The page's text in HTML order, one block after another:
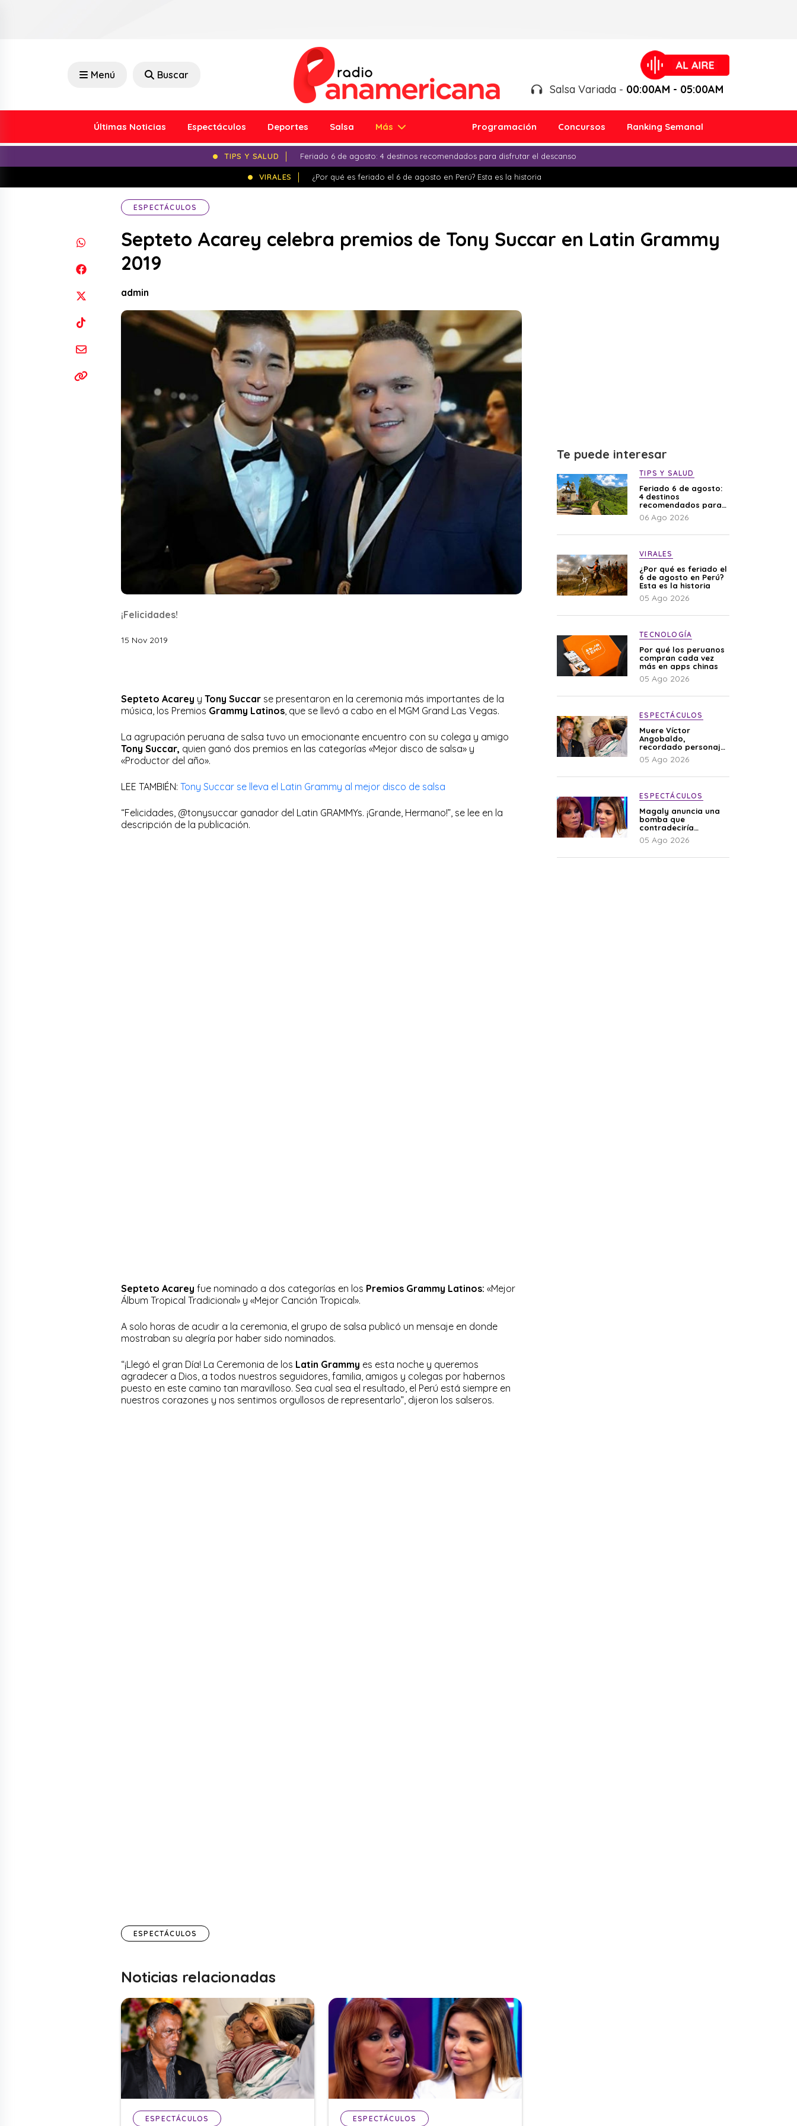
Menú Buscar
Salsa Variada - 00:00AM - 05:00AM
Últimas Noticias Espectáculos Deportes Salsa Más Programación Concursos Ranking Semanal
TIPS Y SALUD Feriado 6 de agosto: 4 destinos recomendados para disfrutar el descanso
VIRALES ¿Por qué es feriado el 6 de agosto en Perú? Esta es la historia
ESPECTÁCULOS
Septeto Acarey celebra premios de Tony Succar en Latin Grammy
2019
admin
¡Felicidades!
15 Nov 2019
Septeto Acarey y Tony Succar se presentaron en la ceremonia más importantes de la
música, los Premios Grammy Latinos , que se llevó a cabo en el MGM Grand Las Vegas.
La agrupación peruana de salsa tuvo un emocionante encuentro con su colega y amigo
Tony Succar, quien ganó dos premios en las categorías «Mejor disco de salsa» y
«Productor del año».
LEE TAMBIÉN: Tony Succar se lleva el Latin Grammy al mejor disco de salsa
“Felicidades, @tonysuccar ganador del Latin GRAMMYs. ¡Grande, Hermano!”, se lee en la
descripción de la publicación.
Septeto Acarey fue nominado a dos categorías en los Premios Grammy Latinos: «Mejor
Álbum Tropical Tradicional» y «Mejor Canción Tropical».
A solo horas de acudir a la ceremonia, el grupo de salsa publicó un mensaje en donde
mostraban su alegría por haber sido nominados.
“¡Llegó el gran Día! La Ceremonia de los Latin Grammy es esta noche y queremos
agradecer a Dios, a todos nuestros seguidores, familia, amigos y colegas por habernos
puesto en este camino tan maravilloso. Sea cual sea el resultado, el Perú está siempre en
nuestros corazones y nos sentimos orgullosos de representarlo”, dijeron los salseros.
ESPECTÁCULOS
Noticias relacionadas
ESPECTÁCULOS ESPECTÁCULOS
Te puede interesar
TIPS Y SALUD
Feriado 6 de agosto:
4 destinos
recomendados para
disfrutar el descanso
06 Ago 2026
VIRALES
¿Por qué es feriado el
6 de agosto en Perú?
Esta es la historia
05 Ago 2026
TECNOLOGÍA
Por qué los peruanos
compran cada vez
más en apps chinas
05 Ago 2026
ESPECTÁCULOS
Muere Víctor
Angobaldo,
recordado personaje
de la farándula y
expareja de Shirley
05 Ago 2026
ESPECTÁCULOS
Magaly anuncia una
bomba que
contradeciría
comunicado de La
Bella Luz: “Hay un
05 Ago 2026